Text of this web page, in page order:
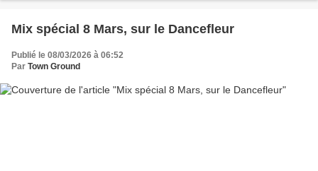
Mix spécial 8 Mars, sur le Dancefleur
Publié le 08/03/2026 à 06:52
Par Town Ground